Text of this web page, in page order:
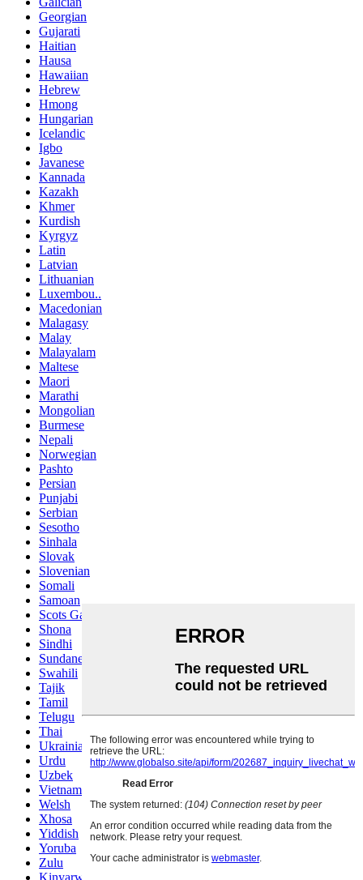
Georgian
Gujarati
Haitian
Hausa
Hawaiian
Hebrew
Hmong
Hungarian
Icelandic
Igbo
Javanese
Kannada
Kazakh
Khmer
Kurdish
Kyrgyz
Latin
Latvian
Lithuanian
Luxembou..
Macedonian
Malagasy
Malay
Malayalam
Maltese
Maori
Marathi
Mongolian
Burmese
Nepali
Norwegian
Pashto
Persian
Punjabi
Serbian
Sesotho
Sinhala
Slovak
Slovenian
Somali
Samoan
Scots Gaelic
Shona
Sindhi
Sundanese
Swahili
Tajik
Tamil
Telugu
Thai
Ukrainian
Urdu
Uzbek
Vietnamese
Welsh
Xhosa
Yiddish
Yoruba
Zulu